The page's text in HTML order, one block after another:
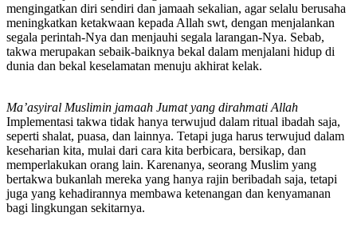
mengingatkan diri sendiri dan jamaah sekalian, agar selalu berusaha
meningkatkan ketakwaan kepada Allah swt, dengan menjalankan
segala perintah-Nya dan menjauhi segala larangan-Nya. Sebab,
takwa merupakan sebaik-baiknya bekal dalam menjalani hidup di
dunia dan bekal keselamatan menuju akhirat kelak.
Ma’asyiral Muslimin jamaah Jumat yang dirahmati Allah
Implementasi takwa tidak hanya terwujud dalam ritual ibadah saja,
seperti shalat, puasa, dan lainnya. Tetapi juga harus terwujud dalam
keseharian kita, mulai dari cara kita berbicara, bersikap, dan
memperlakukan orang lain. Karenanya, seorang Muslim yang
bertakwa bukanlah mereka yang hanya rajin beribadah saja, tetapi
juga yang kehadirannya membawa ketenangan dan kenyamanan
bagi lingkungan sekitarnya.